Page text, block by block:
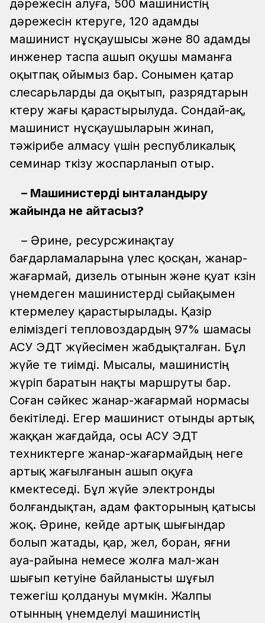
дәрежесін алуға, 500 машинистің
дәрежесін көтеруге, 120 адамды
машинист нұсқаушысы және 80 адамды
инженер таспа ашып оқушы маманға
оқытпақ ойымыз бар. Сонымен қатар
слесарьларды да оқытып, разрядтарын
көтеру жағы қарастырылуда. Сондай-ақ,
машинист нұсқаушыларын жинап,
тәжірибе алмасу үшін республикалық
семинар өткізу жоспарланып отыр.
– Машинистерді ынталандыру
жайында не айтасыз?
– Әрине, ресурсжинақтау
бағдарламаларына үлес қосқан, жанар-
жағармай, дизель отынын және қуат көзін
үнемдеген машинистерді сыйақымен
көтермелеу қарастырылады. Қазір
еліміздегі тепловоздардың 97% шамасы
АСУ ЭДТ жүйесімен жабдықталған. Бұл
жүйе өте тиімді. Мысалы, машинистің
жүріп баратын нақты маршруты бар.
Соған сәйкес жанар-жағармай нормасы
бекітіледі. Егер машинист отынды артық
жаққан жағдайда, осы АСУ ЭДТ
техниктерге жанар-жағармайдың неге
артық жағылғанын ашып оқуға
көмектеседі. Бұл жүйе электронды
болғандықтан, адам факторының қатысы
жоқ. Әрине, кейде артық шығындар
болып жатады, қар, жел, боран, яғни
ауа-райына немесе жолға мал-жан
шығып кетуіне байланысты шұғыл
тежегіш қолдануы мүмкін. Жалпы
отынның үнемделуі машинистің